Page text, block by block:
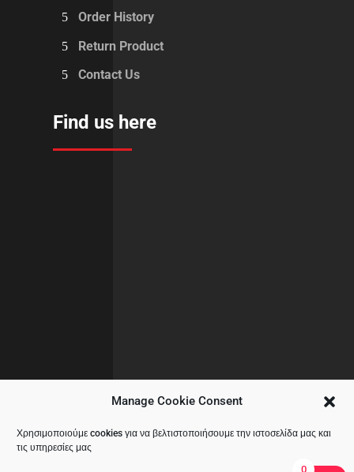
Manage Cookie Consent
Χρησιμοποιούμε cookies για να βελτιστοποιήσουμε την ιστοσελίδα μας και
τις υπηρεσίες μας
Order History
Return Product
Contact Us
Find us here
0